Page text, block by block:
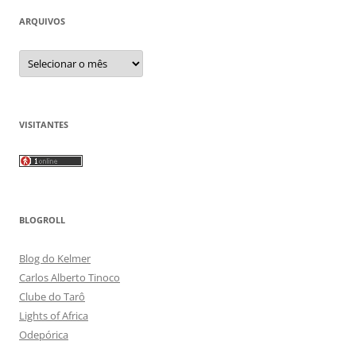
ARQUIVOS
Arquivos
VISITANTES
BLOGROLL
Blog do Kelmer
Carlos Alberto Tinoco
Clube do Tarô
Lights of Africa
Odepórica